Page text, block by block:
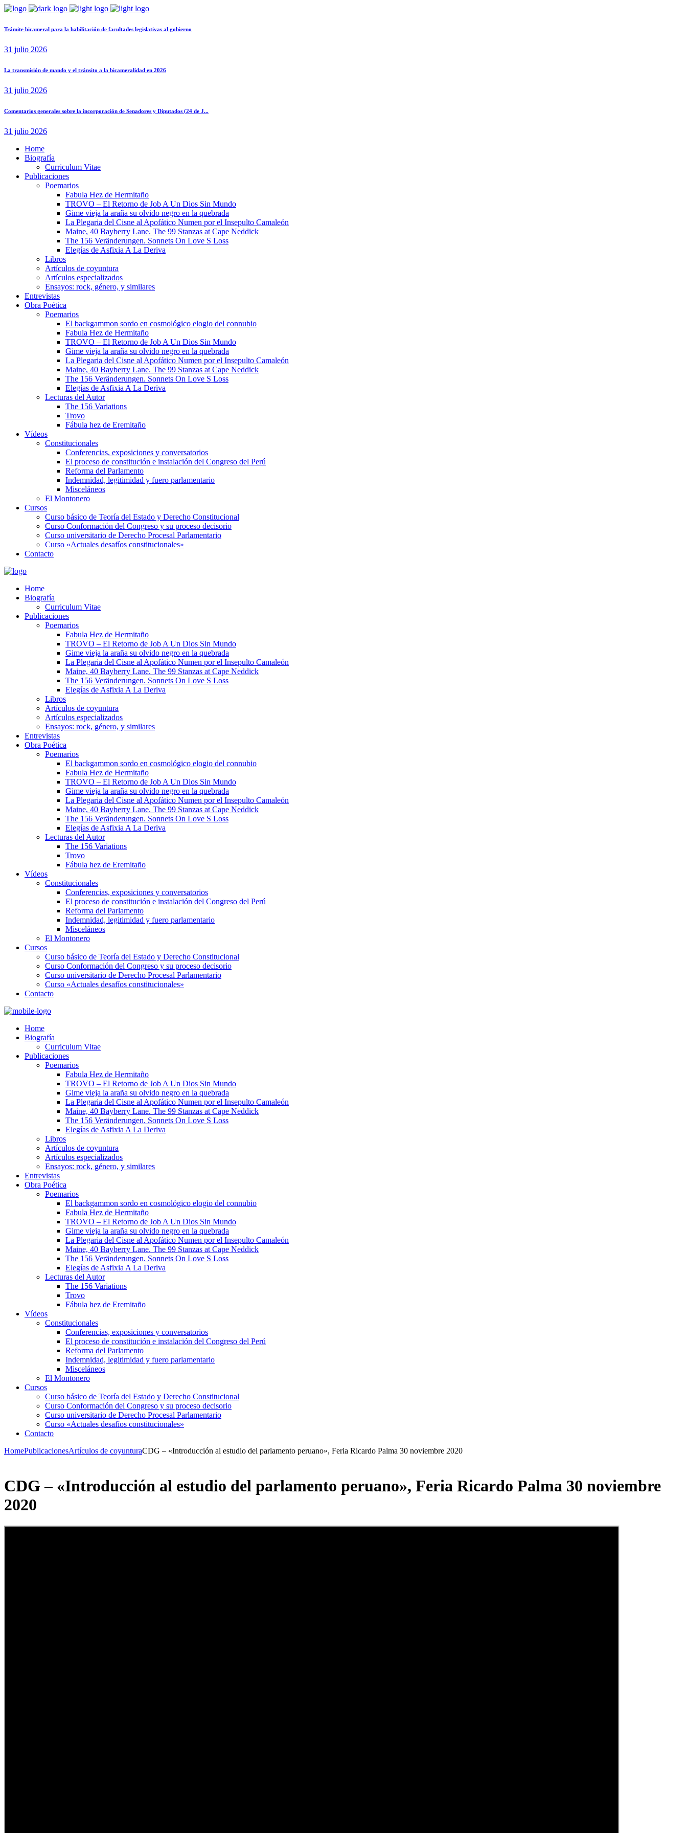
Trámite bicameral para la habilitación de facultades legislativas al gobierno
31 julio 2026
La transmisión de mando y el tránsito a la bicameralidad en 2026
31 julio 2026
Comentarios generales sobre la incorporación de Senadores y Diputados (24 de J...
31 julio 2026
Home
Biografía
Curriculum Vitae​
Publicaciones
Poemarios
Fabula Hez de Hermitaño
TROVO – El Retorno de Job A Un Dios Sin Mundo
Gime vieja la araña su olvido negro en la quebrada
La Plegaria del Cisne al Apofático Numen por el Insepulto Camaleón
Maine, 40 Bayberry Lane. The 99 Stanzas at Cape Neddick
The 156 Veränderungen. Sonnets On Love S Loss
Elegías de Asfixia A La Deriva
Libros
Artículos de coyuntura
Artículos especializados
Ensayos: rock, género, y similares
Entrevistas
Obra Poética
Poemarios
El backgammon sordo en cosmológico elogio del connubio
Fabula Hez de Hermitaño
TROVO – El Retorno de Job A Un Dios Sin Mundo
Gime vieja la araña su olvido negro en la quebrada
La Plegaria del Cisne al Apofático Numen por el Insepulto Camaleón
Maine, 40 Bayberry Lane. The 99 Stanzas at Cape Neddick
The 156 Veränderungen. Sonnets On Love S Loss
Elegías de Asfixia A La Deriva
Lecturas del Autor
The 156 Variations
Trovo
Fábula hez de Eremitaño
Vídeos
Constitucionales
Conferencias, exposiciones y conversatorios
El proceso de constitución e instalación del Congreso del Perú
Reforma del Parlamento
Indemnidad, legitimidad y fuero parlamentario
Misceláneos
El Montonero
Cursos
Curso básico de Teoría del Estado y Derecho Constitucional
Curso Conformación del Congreso y su proceso decisorio
Curso universitario de Derecho Procesal Parlamentario
Curso «Actuales desafíos constitucionales»
Contacto
Home
Biografía
Curriculum Vitae​
Publicaciones
Poemarios
Fabula Hez de Hermitaño
TROVO – El Retorno de Job A Un Dios Sin Mundo
Gime vieja la araña su olvido negro en la quebrada
La Plegaria del Cisne al Apofático Numen por el Insepulto Camaleón
Maine, 40 Bayberry Lane. The 99 Stanzas at Cape Neddick
The 156 Veränderungen. Sonnets On Love S Loss
Elegías de Asfixia A La Deriva
Libros
Artículos de coyuntura
Artículos especializados
Ensayos: rock, género, y similares
Entrevistas
Obra Poética
Poemarios
El backgammon sordo en cosmológico elogio del connubio
Fabula Hez de Hermitaño
TROVO – El Retorno de Job A Un Dios Sin Mundo
Gime vieja la araña su olvido negro en la quebrada
La Plegaria del Cisne al Apofático Numen por el Insepulto Camaleón
Maine, 40 Bayberry Lane. The 99 Stanzas at Cape Neddick
The 156 Veränderungen. Sonnets On Love S Loss
Elegías de Asfixia A La Deriva
Lecturas del Autor
The 156 Variations
Trovo
Fábula hez de Eremitaño
Vídeos
Constitucionales
Conferencias, exposiciones y conversatorios
El proceso de constitución e instalación del Congreso del Perú
Reforma del Parlamento
Indemnidad, legitimidad y fuero parlamentario
Misceláneos
El Montonero
Cursos
Curso básico de Teoría del Estado y Derecho Constitucional
Curso Conformación del Congreso y su proceso decisorio
Curso universitario de Derecho Procesal Parlamentario
Curso «Actuales desafíos constitucionales»
Contacto
Home
Biografía
Curriculum Vitae​
Publicaciones
Poemarios
Fabula Hez de Hermitaño
TROVO – El Retorno de Job A Un Dios Sin Mundo
Gime vieja la araña su olvido negro en la quebrada
La Plegaria del Cisne al Apofático Numen por el Insepulto Camaleón
Maine, 40 Bayberry Lane. The 99 Stanzas at Cape Neddick
The 156 Veränderungen. Sonnets On Love S Loss
Elegías de Asfixia A La Deriva
Libros
Artículos de coyuntura
Artículos especializados
Ensayos: rock, género, y similares
Entrevistas
Obra Poética
Poemarios
El backgammon sordo en cosmológico elogio del connubio
Fabula Hez de Hermitaño
TROVO – El Retorno de Job A Un Dios Sin Mundo
Gime vieja la araña su olvido negro en la quebrada
La Plegaria del Cisne al Apofático Numen por el Insepulto Camaleón
Maine, 40 Bayberry Lane. The 99 Stanzas at Cape Neddick
The 156 Veränderungen. Sonnets On Love S Loss
Elegías de Asfixia A La Deriva
Lecturas del Autor
The 156 Variations
Trovo
Fábula hez de Eremitaño
Vídeos
Constitucionales
Conferencias, exposiciones y conversatorios
El proceso de constitución e instalación del Congreso del Perú
Reforma del Parlamento
Indemnidad, legitimidad y fuero parlamentario
Misceláneos
El Montonero
Cursos
Curso básico de Teoría del Estado y Derecho Constitucional
Curso Conformación del Congreso y su proceso decisorio
Curso universitario de Derecho Procesal Parlamentario
Curso «Actuales desafíos constitucionales»
Contacto
HomePublicacionesArtículos de coyunturaCDG – «Introducción al estudio del parlamento peruano», Feria Ricardo Palma 30 noviembre 2020
CDG – «Introducción al estudio del parlamento peruano», Feria Ricardo Palma 30 noviembre
2020